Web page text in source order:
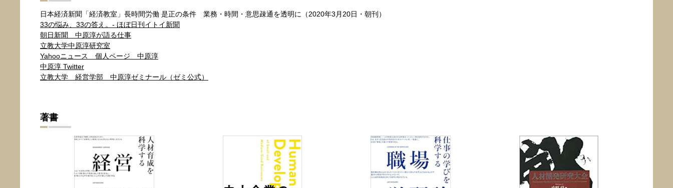
日本経済新聞「経済教室」長時間労働 是正の条件 業務・時間・意思疎通を透明に（2020年3月20日・朝刊）
33の悩み、33の答え。- ほぼ日刊イトイ新聞
朝日新聞 中原淳が語る仕事
立教大学中原淳研究室
Yahooニュース 個人ページ 中原淳
中原淳 Twitter
立教大学 経営学部 中原淳ゼミナール（ゼミ公式）
著書